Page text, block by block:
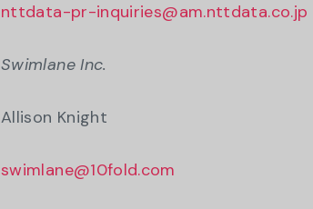
nttdata-pr-inquiries@am.nttdata.co.jp
Swimlane Inc.
Allison Knight
swimlane@10fold.com